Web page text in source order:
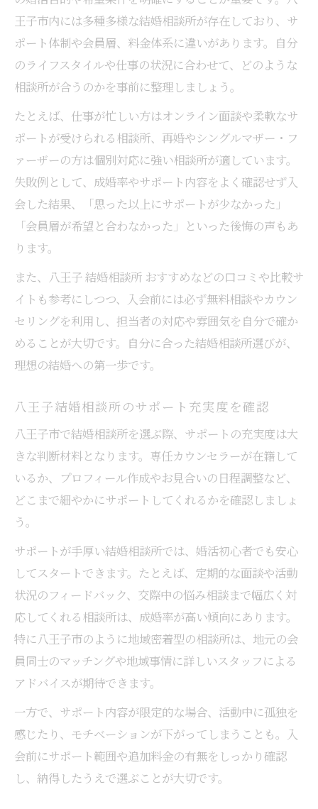
王子市内には多種多様な結婚相談所が存在しており、サ
ポート体制や会員層、料金体系に違いがあります。自分
のライフスタイルや仕事の状況に合わせて、どのような
相談所が合うのかを事前に整理しましょう。
たとえば、仕事が忙しい方はオンライン面談や柔軟なサ
ポートが受けられる相談所、再婚やシングルマザー・フ
ァーザーの方は個別対応に強い相談所が適しています。
失敗例として、成婚率やサポート内容をよく確認せず入
会した結果、「思った以上にサポートが少なかった」
「会員層が希望と合わなかった」といった後悔の声もあ
ります。
また、八王子 結婚相談所 おすすめなどの口コミや比較サ
イトも参考にしつつ、入会前には必ず無料相談やカウン
セリングを利用し、担当者の対応や雰囲気を自分で確か
めることが大切です。自分に合った結婚相談所選びが、
理想の結婚への第一歩です。
八王子結婚相談所のサポート充実度を確認
八王子市で結婚相談所を選ぶ際、サポートの充実度は大
きな判断材料となります。専任カウンセラーが在籍して
いるか、プロフィール作成やお見合いの日程調整など、
どこまで細やかにサポートしてくれるかを確認しましょ
う。
サポートが手厚い結婚相談所では、婚活初心者でも安心
してスタートできます。たとえば、定期的な面談や活動
状況のフィードバック、交際中の悩み相談まで幅広く対
応してくれる相談所は、成婚率が高い傾向にあります。
特に八王子市のように地域密着型の相談所は、地元の会
員同士のマッチングや地域事情に詳しいスタッフによる
アドバイスが期待できます。
一方で、サポート内容が限定的な場合、活動中に孤独を
感じたり、モチベーションが下がってしまうことも。入
会前にサポート範囲や追加料金の有無をしっかり確認
し、納得したうえで選ぶことが大切です。